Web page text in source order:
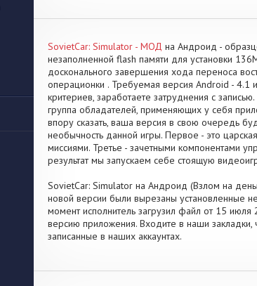
SovietCar: Simulator - МОД на Андроид -
незаполненной flash памяти для установки
досконального завершения хода переноса
операционки . Требуемая версия Android - 4.1
критериев, заработаете затруднения с
группа обладателей, применяющих у себя
впору сказать, ваша версия в свою очередь
необычность данной игры. Первое - это
миссиями. Третье - зачетными компонентами
результат мы запускаем себе стоящую
SovietCar: Simulator на Андроид (Взлом на
новой версии были вырезаны установленные
момент исполнитель загрузил файл от 15 июля
версию приложения. Входите в наши
записанные в наших аккаунтах.